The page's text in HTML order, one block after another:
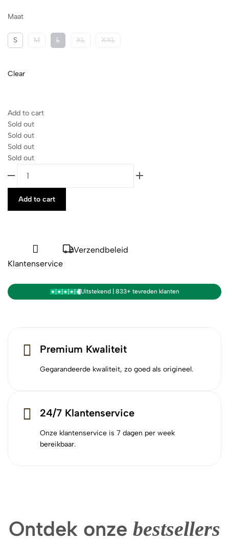
Maat
S M L XL XXL
Clear
Add to cart
Sold out
Sold out
Sold out
Sold out
Add to cart
Klantenservice
Verzendbeleid
Uitstekend | 833+ tevreden klanten
Premium Kwaliteit
Gegarandeerde kwaliteit, zo goed als origineel.
24/7 Klantenservice
Onze klantenservice is 7 dagen per week
bereikbaar.
Ontdek onze bestsellers